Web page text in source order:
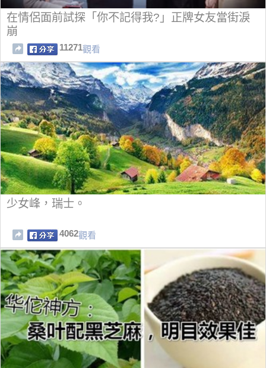
在情侶面前試探「你不記得我?」正牌女友當街淚
崩
11271觀看
少女峰，瑞士。
4062觀看